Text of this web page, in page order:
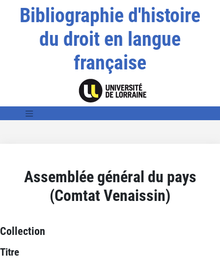
Bibliographie d'histoire
du droit en langue
française
Assemblée général du pays
(Comtat Venaissin)
Collection
Titre